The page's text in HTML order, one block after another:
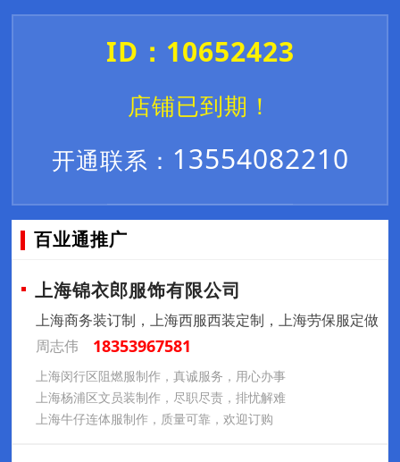
ID：10652423
店铺已到期！
开通联系： 13554082210
百业通推广
上海锦衣郎服饰有限公司
上海商务装订制，上海西服西装定制，上海劳保服定做
周志伟
18353967581
上海闵行区阻燃服制作，真诚服务，用心办事
上海杨浦区文员装制作，尽职尽责，排忧解难
上海牛仔连体服制作，质量可靠，欢迎订购